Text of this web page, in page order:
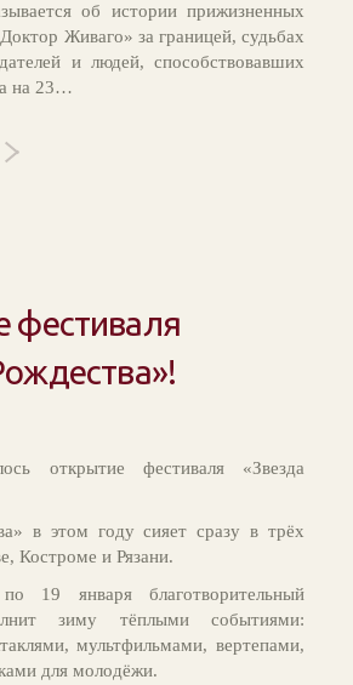
об истории прижизненных
Живаго» за границей, судьбах
и людей, способствовавших
на 23…
фестиваля
открытие фестиваля «Звезда
в этом году сияет сразу в трёх
Костроме и Рязани.
19 января благотворительный
зиму тёплыми событиями:
мультфильмами, вертепами,
для молодёжи.